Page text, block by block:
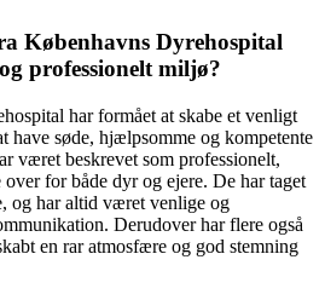
Københavns Dyrehospital
professionelt miljø?
har formået at skabe et venligt
have søde, hjælpsomme og kompetente
været beskrevet som professionelt,
for både dyr og ejere. De har taget
og har altid været venlige og
Derudover har flere også
en rar atmosfære og god stemning